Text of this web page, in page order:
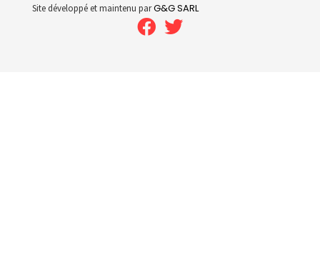
Site développé et maintenu parG&G SARL